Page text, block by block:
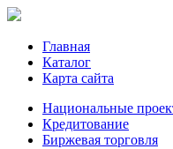
Главная
Каталог
Карта сайта
Национальные
Кредитование
Биржевая торговля